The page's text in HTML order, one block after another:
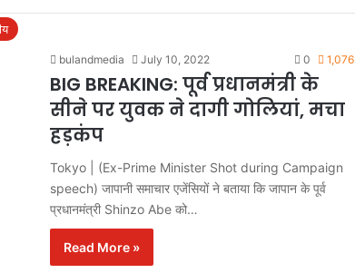
bulandmedia July 10, 2022 0 1,076
BIG BREAKING: पूर्व प्रधानमंत्री के
सीने पर युवक ने दागी गोलियां, मचा
हड़कंप
Tokyo | (Ex-Prime Minister Shot during Campaign
speech) जापानी समाचार एजेंसियों ने बताया कि जापान के पूर्व
प्रधानमंत्री Shinzo Abe को…
Read More »